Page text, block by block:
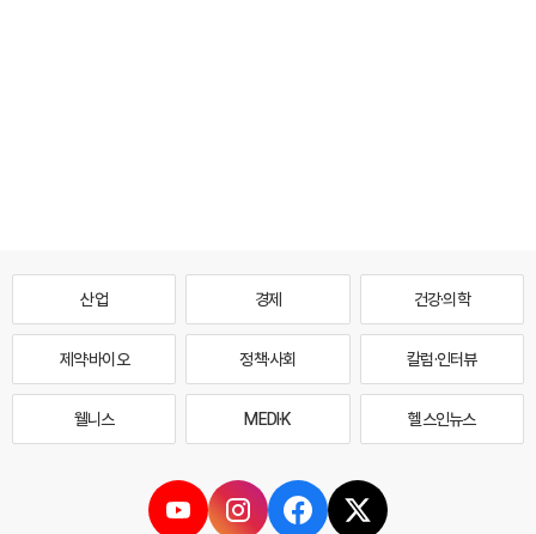
산업 경제 건강·의학
제약·바이오 정책·사회 칼럼·인터뷰
웰니스 MEDI·K 헬스인뉴스